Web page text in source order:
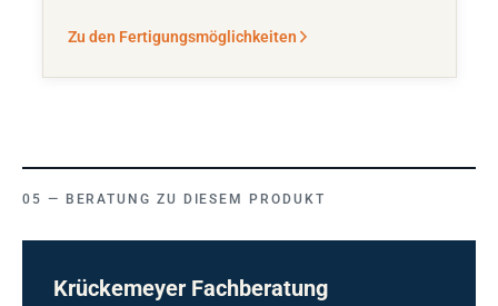
Zu den Fertigungsmöglichkeiten
BERATUNG ZU DIESEM PRODUKT
Krückemeyer Fachberatung